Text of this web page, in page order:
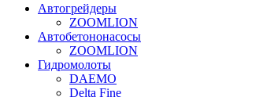
Автогрейдеры
ZOOMLION
Автобетононасосы
ZOOMLION
Гидромолоты
DAEMO
Delta Fine